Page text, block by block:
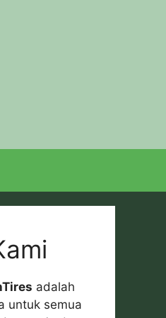
adalah
untuk semua